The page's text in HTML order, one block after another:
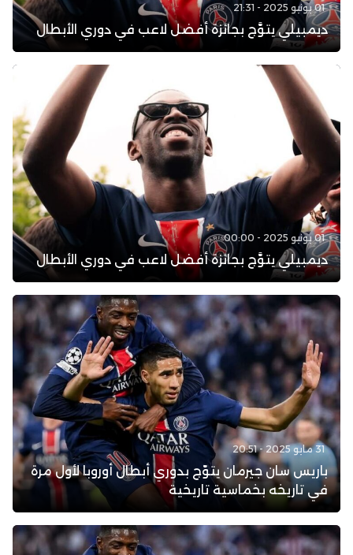
01 يونيو 2025 - 21:31
ديمبيلي يتوَّج بجائزة أفضل لاعب في دوري الأبطال
01 يونيو 2025 - 00:00
ديمبيلي يتوَّج بجائزة أفضل لاعب في دوري الأبطال
31 مايو 2025 - 20:51
باريس سان جيرمان يتوّج بدوري أبطال أوروبا لأول مرة
في تاريخه بخماسية تاريخية